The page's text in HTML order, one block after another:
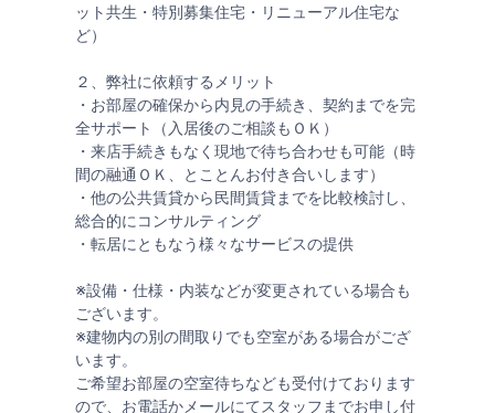
ット共生・特別募集住宅・リニューアル住宅な
ど）
２、弊社に依頼するメリット
・お部屋の確保から内見の手続き、契約までを完
全サポート（入居後のご相談もＯＫ）
・来店手続きもなく現地で待ち合わせも可能（時
間の融通ＯＫ、とことんお付き合いします）
・他の公共賃貸から民間賃貸までを比較検討し、
総合的にコンサルティング
・転居にともなう様々なサービスの提供
※設備・仕様・内装などが変更されている場合も
ございます。
※建物内の別の間取りでも空室がある場合がござ
います。
ご希望お部屋の空室待ちなども受付けております
ので、お電話かメールにてスタッフまでお申し付